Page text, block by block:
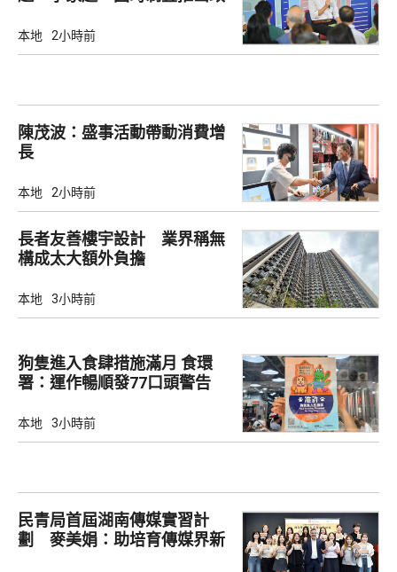
本地 2小時前
陳茂波：盛事活動帶動消費增
長
本地 2小時前
長者友善樓宇設計 業界稱無
構成太大額外負擔
本地 3小時前
狗隻進入食肆措施滿月 食環
署：運作暢順發77口頭警告
本地 3小時前
民青局首屆湖南傳媒實習計
劃 麥美娟：助培育傳媒界新